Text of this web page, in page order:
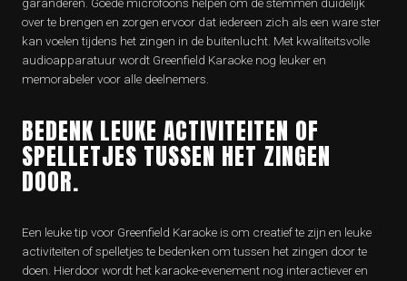
over te brengen en zorgen ervoor dat iedereen zich als een ware ster
kan voelen tijdens het zingen in de buitenlucht. Met kwaliteitsvolle
audioapparatuur wordt Greenfield Karaoke nog leuker en
memorabeler voor alle deelnemers.
BEDENK LEUKE ACTIVITEITEN OF
SPELLETJES TUSSEN HET ZINGEN
DOOR.
Een leuke tip voor Greenfield Karaoke is om creatief te zijn en leuke
activiteiten of spelletjes te bedenken om tussen het zingen door te
doen. Hierdoor wordt het karaoke-evenement nog interactiever en